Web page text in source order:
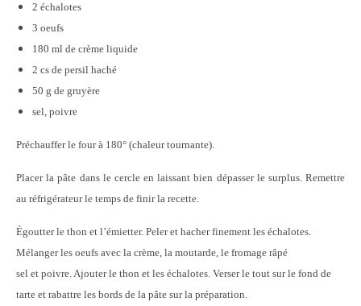
2 échalotes
3 oeufs
180 ml de crème liquide
2 cs de persil haché
50 g de gruyère
sel, poivre
Préchauffer le four à 180° (chaleur tournante).
Placer la pâte dans le cercle en laissant bien dépasser le surplus. Remettre
au réfrigérateur le temps de finir la recette.
Égoutter le thon et l’émietter. Peler et hacher finement les échalotes.
Mélanger les oeufs avec la crème, la moutarde, le fromage râpé
sel et poivre. Ajouter le thon et les échalotes. Verser le tout sur le fond de
tarte et rabattre les bords de la pâte sur la préparation.